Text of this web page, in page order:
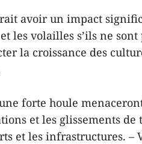
avoir un impact
les volailles s’ils ne
la croissance des
forte houle
et les glissements
et les infrastructures. –